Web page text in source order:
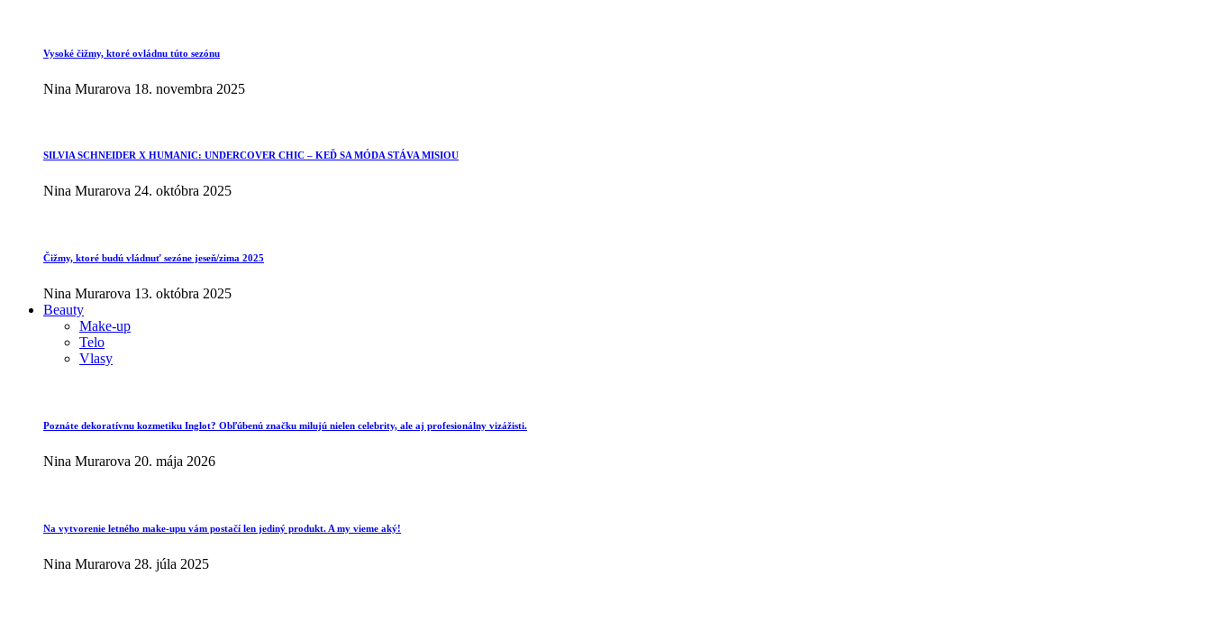
Vysoké čižmy, ktoré ovládnu túto sezónu
Nina Murarova 18. novembra 2025
SILVIA SCHNEIDER X HUMANIC: UNDERCOVER CHIC – KEĎ SA MÓDA STÁVA MISIOU
Nina Murarova 24. októbra 2025
Čižmy, ktoré budú vládnuť sezóne jeseň/zima 2025
Nina Murarova 13. októbra 2025
Beauty
Make-up
Telo
Vlasy
Poznáte dekoratívnu kozmetiku Inglot? Obľúbenú značku milujú nielen celebrity, ale aj profesionálny vizážisti.
Nina Murarova 20. mája 2026
Na vytvorenie letného make-upu vám postačí len jediný produkt. A my vieme aký!
Nina Murarova 28. júla 2025